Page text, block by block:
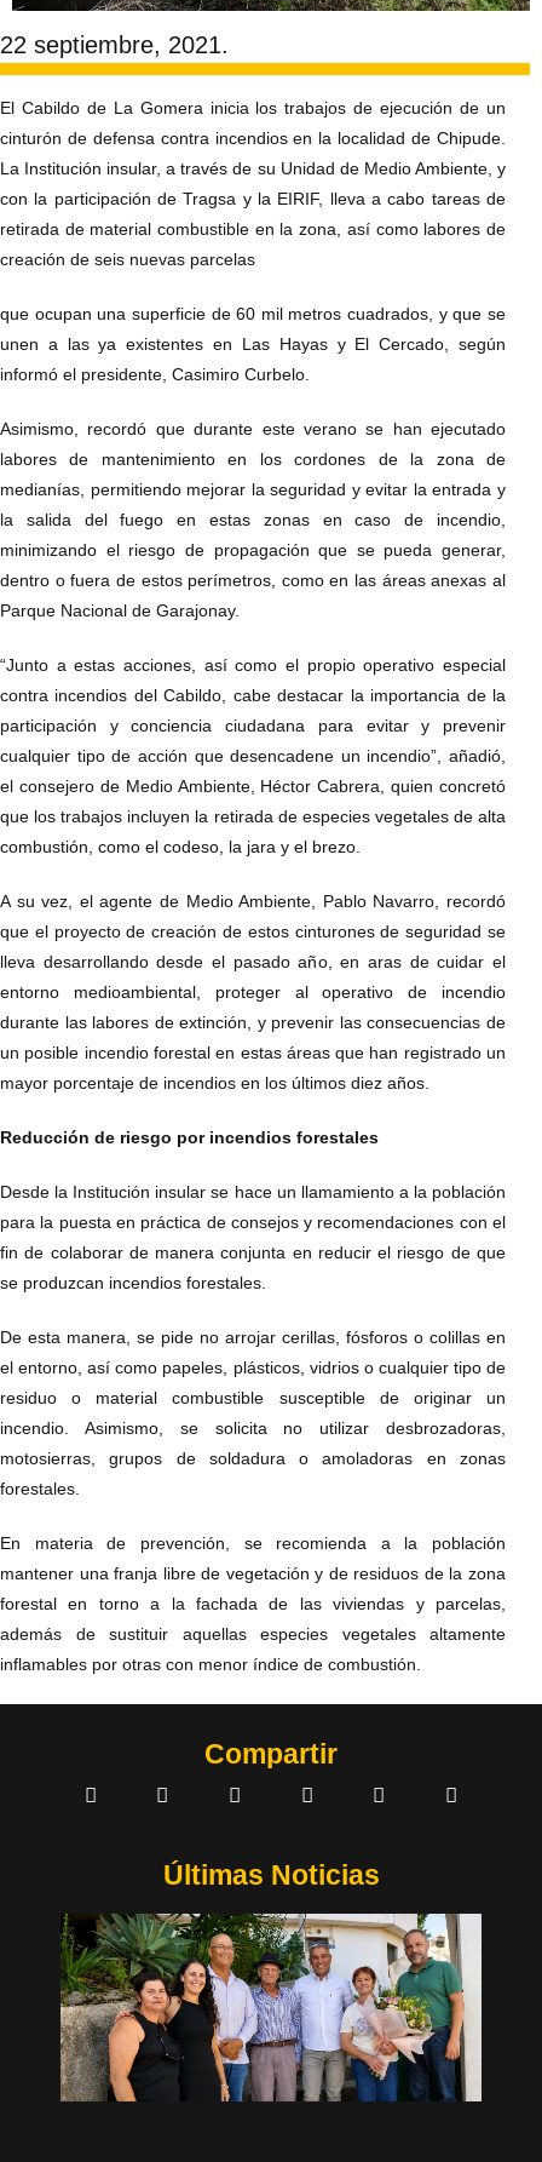
22 septiembre, 2021.
El Cabildo de La Gomera inicia los trabajos de ejecución de un
cinturón de defensa contra incendios en la localidad de Chipude.
La Institución insular, a través de su Unidad de Medio Ambiente, y
con la participación de Tragsa y la EIRIF, lleva a cabo tareas de
retirada de material combustible en la zona, así como labores de
creación de seis nuevas parcelas
que ocupan una superficie de 60 mil metros cuadrados, y que se
unen a las ya existentes en Las Hayas y El Cercado, según
informó el presidente, Casimiro Curbelo.
Asimismo, recordó que durante este verano se han ejecutado
labores de mantenimiento en los cordones de la zona de
medianías, permitiendo mejorar la seguridad y evitar la entrada y
la salida del fuego en estas zonas en caso de incendio,
minimizando el riesgo de propagación que se pueda generar,
dentro o fuera de estos perímetros, como en las áreas anexas al
Parque Nacional de Garajonay.
“Junto a estas acciones, así como el propio operativo especial
contra incendios del Cabildo, cabe destacar la importancia de la
participación y conciencia ciudadana para evitar y prevenir
cualquier tipo de acción que desencadene un incendio”, añadió,
el consejero de Medio Ambiente, Héctor Cabrera, quien concretó
que los trabajos incluyen la retirada de especies vegetales de alta
combustión, como el codeso, la jara y el brezo.
A su vez, el agente de Medio Ambiente, Pablo Navarro, recordó
que el proyecto de creación de estos cinturones de seguridad se
lleva desarrollando desde el pasado año, en aras de cuidar el
entorno medioambiental, proteger al operativo de incendio
durante las labores de extinción, y prevenir las consecuencias de
un posible incendio forestal en estas áreas que han registrado un
mayor porcentaje de incendios en los últimos diez años.
Reducción de riesgo por incendios forestales
Desde la Institución insular se hace un llamamiento a la población
para la puesta en práctica de consejos y recomendaciones con el
fin de colaborar de manera conjunta en reducir el riesgo de que
se produzcan incendios forestales.
De esta manera, se pide no arrojar cerillas, fósforos o colillas en
el entorno, así como papeles, plásticos, vidrios o cualquier tipo de
residuo o material combustible susceptible de originar un
incendio. Asimismo, se solicita no utilizar desbrozadoras,
motosierras, grupos de soldadura o amoladoras en zonas
forestales.
En materia de prevención, se recomienda a la población
mantener una franja libre de vegetación y de residuos de la zona
forestal en torno a la fachada de las viviendas y parcelas,
además de sustituir aquellas especies vegetales altamente
inflamables por otras con menor índice de combustión.
Compartir
Últimas Noticias